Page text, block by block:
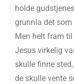
holde
grunnla det som
Men helt fram
Jesus virkelig
skulle finne
de skulle vente